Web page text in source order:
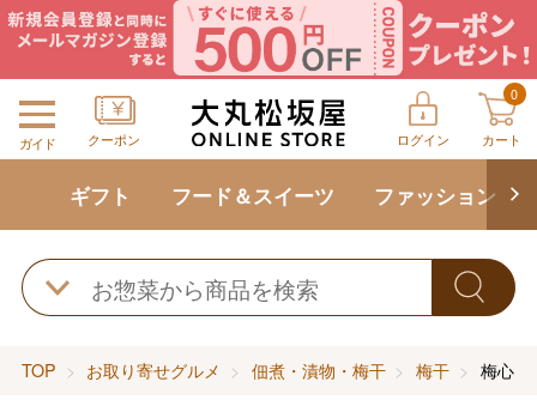
ガイド クーポン ログイン
0
カート
ギフト フード＆スイーツ ファッション
TOP お取り寄せグルメ 佃煮・漬物・梅干 梅干 梅心